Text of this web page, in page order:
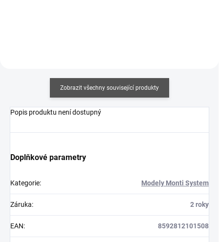
Zobrazit všechny související produkty
Popis produktu není dostupný
Doplňkové parametry
Kategorie: Modely Monti System
Záruka: 2 roky
EAN: 8592812101508